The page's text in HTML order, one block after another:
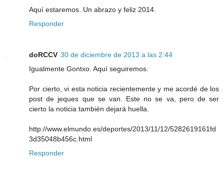
Aquí estaremos. Un abrazo y feliz 2014.
Responder
doRCCV 30 de diciembre de 2013 a las 2:44
Igualmente Gontxo. Aquí seguiremos.
Por cierto, vi esta noticia recientemente y me acordé de los
post de jeques que se van. Este no se va, pero de ser
cierto la noticia también dejará huella.
http://www.elmundo.es/deportes/2013/11/12/5282619161fd
3d35048b456c.html
Responder